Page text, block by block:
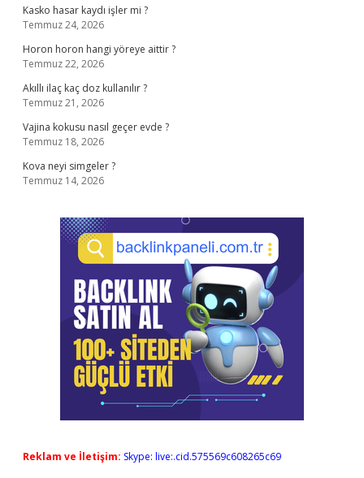
Kasko hasar kaydı işler mi ?
Temmuz 24, 2026
Horon horon hangi yöreye aittir ?
Temmuz 22, 2026
Akıllı ilaç kaç doz kullanılır ?
Temmuz 21, 2026
Vajina kokusu nasıl geçer evde ?
Temmuz 18, 2026
Kova neyi simgeler ?
Temmuz 14, 2026
Reklam ve İletişim: Skype: live:.cid.575569c608265c69